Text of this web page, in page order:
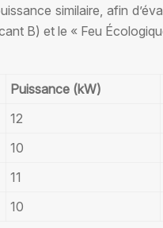
similaire, afin
B) et le « Feu
Puissance (kW)
12
10
11
10